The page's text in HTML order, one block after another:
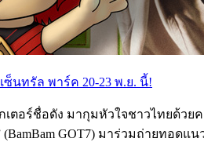
ซ็นทรัล พาร์ค 20-23 พ.ย. นี้!
อร์ชื่อดัง มากุมหัวใจชาวไทยด้วย
GOT7) มาร่วมถ่ายทอดแน